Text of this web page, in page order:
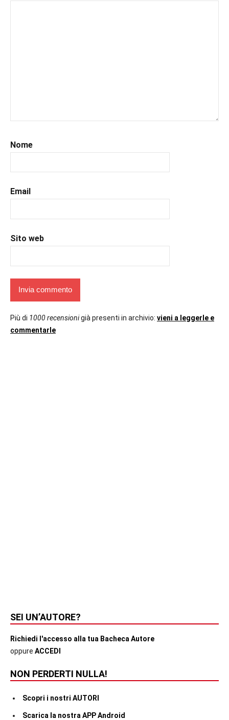
#sportromance
#uncuoretrailibri
Nome
Email
Sito web
Più di 1000 recensionigià presenti in archivio: vieni a leggerle e
commentarle
SEI UN’AUTORE?
Richiedi l'accesso alla tua Bacheca Autore
oppure ACCEDI
NON PERDERTI NULLA!
Scopri i nostri AUTORI
Scarica la nostra APP Android